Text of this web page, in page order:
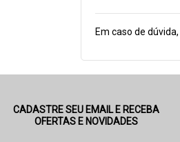
Em caso de
CADASTRE SEU EMAIL E RECEBA
OFERTAS E NOVIDADES